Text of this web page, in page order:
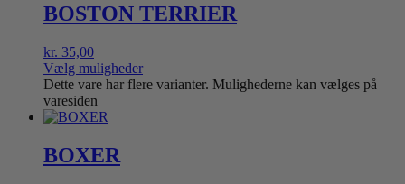
BOSTON TERRIER
kr. 35,00
Vælg muligheder
Dette vare har flere varianter. Mulighederne kan vælges på
varesiden
BOXER